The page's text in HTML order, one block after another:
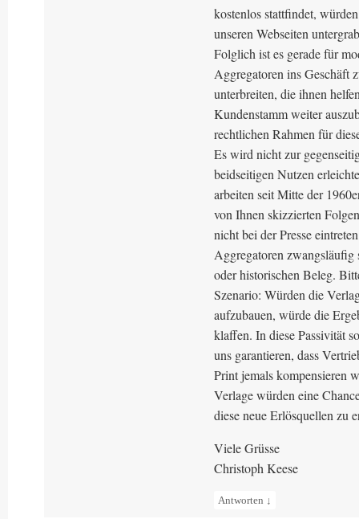
kostenlos stattfindet,
unseren Webseiten
Folglich ist es gerade für
Aggregatoren ins Geschäft
unterbreiten, die ihnen
Kundenstamm weiter
rechtlichen Rahmen für
Es wird nicht zur
beidseitigen Nutzen
arbeiten seit Mitte der
von Ihnen skizzierten
nicht bei der Presse
Aggregatoren
oder historischen Beleg.
Szenario: Würden die
aufzubauen, würde die
klaffen. In diese Passivität
uns garantieren, dass
Print jemals kompensieren
Verlage würden eine
diese neue Erlösquellen zu
Viele Grüsse
Christoph Keese
Antworten ↓